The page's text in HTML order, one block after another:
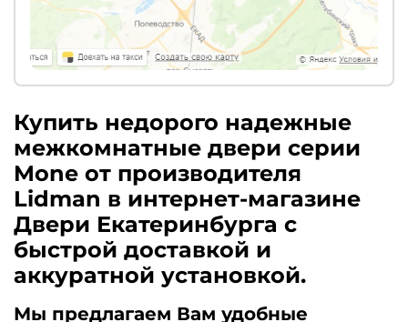
Купить недорого надежные
межкомнатные двери серии
Mone от производителя
Lidman в интернет-магазине
Двери Екатеринбурга с
быстрой доставкой и
аккуратной установкой.
Мы предлагаем Вам удобные